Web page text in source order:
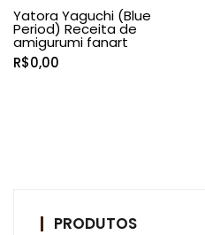
Yatora Yaguchi (Blue
Period) Receita de
amigurumi fanart
R$0,00
PRODUTOS